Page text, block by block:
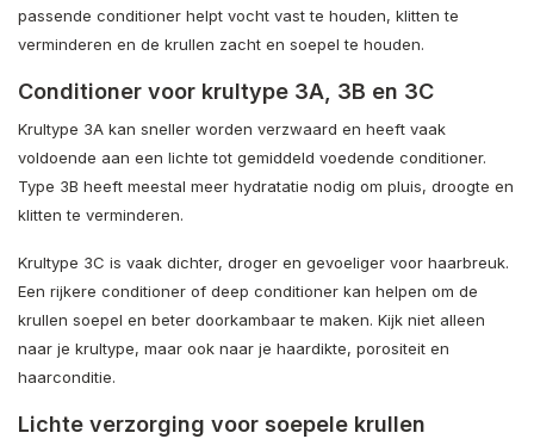
passende conditioner helpt vocht vast te houden, klitten te
verminderen en de krullen zacht en soepel te houden.
Conditioner voor krultype 3A, 3B en 3C
Krultype 3A kan sneller worden verzwaard en heeft vaak
voldoende aan een lichte tot gemiddeld voedende conditioner.
Type 3B heeft meestal meer hydratatie nodig om pluis, droogte en
klitten te verminderen.
Krultype 3C is vaak dichter, droger en gevoeliger voor haarbreuk.
Een rijkere conditioner of deep conditioner kan helpen om de
krullen soepel en beter doorkambaar te maken. Kijk niet alleen
naar je krultype, maar ook naar je haardikte, porositeit en
haarconditie.
Lichte verzorging voor soepele krullen